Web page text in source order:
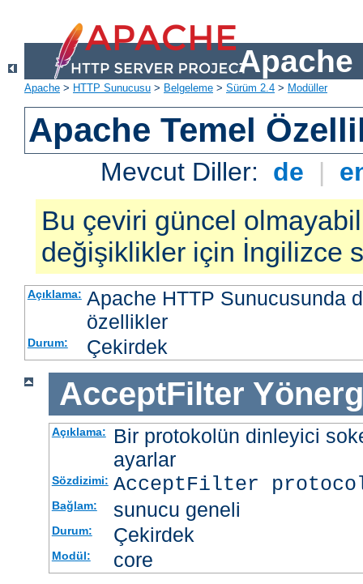
Apache
Apache > HTTP Sunucusu > Belgeleme > Sürüm 2.4 > Modüller
Apache Temel
Mevcut Diller: de |
Bu çeviri güncel
değişiklikler için İngilizce
Açıklama: Apache HTTP Sunucusunda
özellikler
Durum: Çekirdek
AcceptFilter
Açıklama:
Bir protokolün dinleyici
ayarlar
Sözdizimi: AcceptFilter
Bağlam: sunucu geneli
Durum: Çekirdek
Modül: core